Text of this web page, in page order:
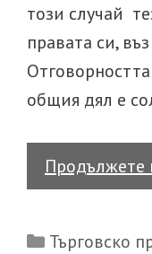
този случай
правата си,
общия дял е
Продължете
Categories
Търговско